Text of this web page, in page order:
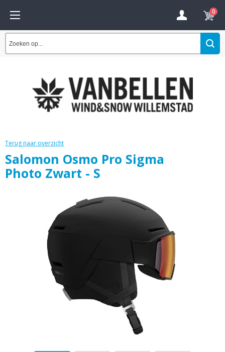
0
Terug naar overzicht
Salomon Osmo Pro Sigma
Photo Zwart - S